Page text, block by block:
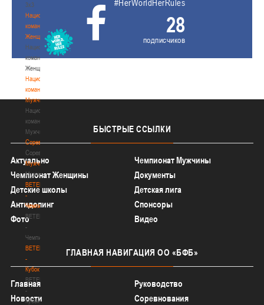
3х3
Национальная
команда.
Женщины
Национальная
команда.
Женщины
Национальная
команда.
Мужчины
Национальная
команда.
Мужчины
Соревнования
Соревнования
Мужчины
Мужчины
BETERA
-
Чемпионат
BETERA
-
Чемпионат
BETERA
-
Кубок
BETERA
-
Кубок
#HerWorldHerRules
28
подписчиков
БЫСТРЫЕ ССЫЛКИ
Актуально
Чемпионат Мужчины
Чемпионат Женщины
Документы
Детские школы
Детская лига
Антидопинг
Спонсоры
Фото
Видео
ГЛАВНАЯ НАВИГАЦИЯ ОО «БФБ»
Главная
Руководство
Новости
Соревнования